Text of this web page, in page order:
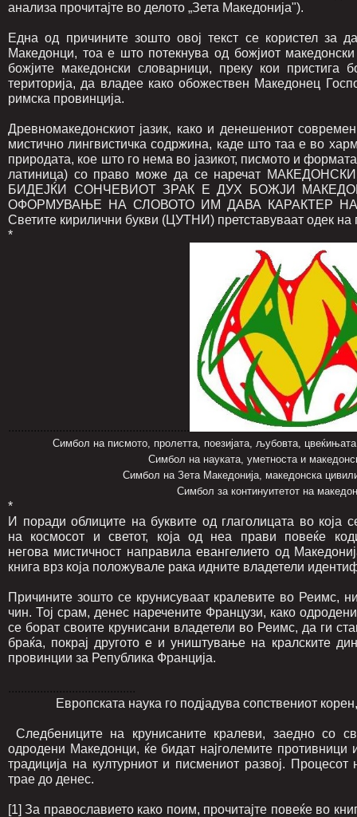
анализа прочитајте во делото „Зета Македонија").
Една од причините зошто овој текст се користел за
Македонци, тоа е што потекнува од божјиот
божјите македонски словарници, преку кои пристига
територија, да владее како обожествен Македонец
римска провинција.
Древномакедонскиот јазик, како и денешениот
мистично лингвистичка содржина, каде што таа е во
природата, кое што го нема во јазикот, писмото и
латиница) со право може да се наречат
БИДЕЈЌИ СОНЧЕВИОТ ЗРАК Е ДУХ БОЖЈИ
ОФОРМУВАЊЕ НА СЛОВО­ТО ИМ ДАВА КАРАКТЕР
Светите кирилични букви (ЦУТНИ) претставуваат одек на
*
.........................................................
Симбол на писмото, пролетта, поезијата, љубовта,
Симбол на науката, уметноста и македонската
Симбол на Зета Македонија, македонска
Симбол за континуитетот на македонската
*
И поради облиците на буквите од глаголицата во
на космосот и светот, која од неа прави повеќе
негова мистичност направила евангелието oд
книга врз која положувале рака идните владетели
Причините зошто се крунисуваат кралевите во Реимс,
чин. Тој срам, денес наречените Французи, како
се борат своите крунисани владетели во Реимс, да ги
браќа, покрај другото е и уништување на кралските
провинции за Република Франција.
........................................
Европската наука го подјадува сопствениот корен,
Следбениците на крунисаните кралеви, заедно со
одродени Македонци, ќе бидат најголемите противници
традиција на културниот и писмениот развој.
трае до денес.
[1] За православието како поим, прочитајте повеќе во